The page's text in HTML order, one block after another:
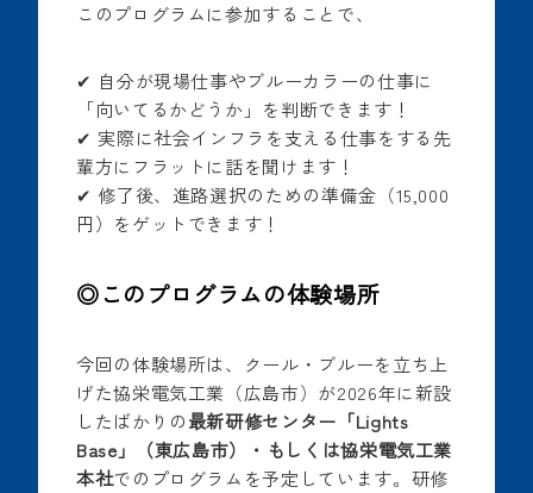
このプログラムに参加することで、
✔ 自分が現場仕事やブルーカラーの仕事に
「向いてるかどうか」を判断できます！
✔ 実際に社会インフラを支える仕事をする先
輩方にフラットに話を聞けます！
✔ 修了後、進路選択のための準備金（15,000
円）をゲットできます！
◎このプログラムの体験場所
今回の体験場所は、クール・ブルーを立ち上
げた協栄電気工業（広島市）が2026年に新設
したばかりの最新研修センター「Lights
Base」（東広島市）・もしくは協栄電気工業
本社でのプログラムを予定しています。研修